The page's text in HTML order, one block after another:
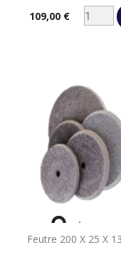
Prix109,00 €
Feutre 200 X 25 X
 Aperçu